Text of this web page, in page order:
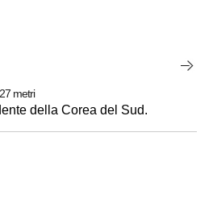
metri
della Corea del Sud.